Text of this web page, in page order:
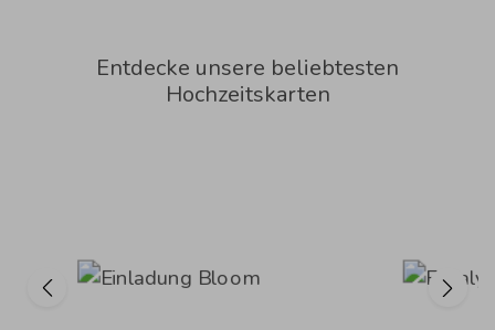
Entdecke unsere beliebtesten
Hochzeitskarten